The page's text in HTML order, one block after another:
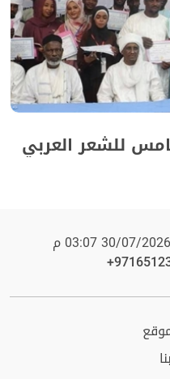
للشعر العربي
30/07/2026 03:07 م